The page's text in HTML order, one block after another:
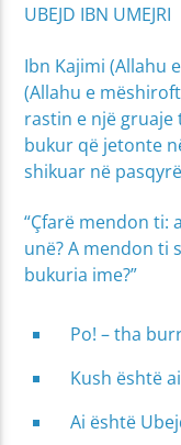
UBEJD IBN UMEJRI
Ibn Kajimi (Allahu
(Allahu e
rastin e një
bukur që jetonte
shikuar në
“Çfarë mendon ti:
unë? A mendon ti
bukuria ime?”
Po! – tha
Kush është
Ai është